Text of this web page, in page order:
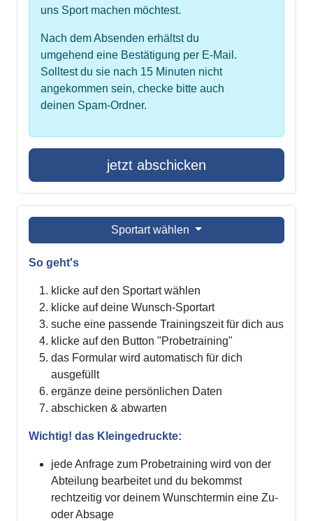
uns Sport machen möchtest.
Nach dem Absenden erhältst du
umgehend eine Bestätigung per E-Mail.
Solltest du sie nach 15 Minuten nicht
angekommen sein, checke bitte auch
deinen Spam-Ordner.
jetzt abschicken
Sportart wählen
So geht's
klicke auf den Sportart wählen
klicke auf deine Wunsch-Sportart
suche eine passende Trainingszeit für dich aus
klicke auf den Button "Probetraining"
das Formular wird automatisch für dich
ausgefüllt
ergänze deine persönlichen Daten
abschicken & abwarten
Wichtig! das Kleingedruckte:
jede Anfrage zum Probetraining wird von der
Abteilung bearbeitet und du bekommst
rechtzeitig vor deinem Wunschtermin eine Zu-
oder Absage